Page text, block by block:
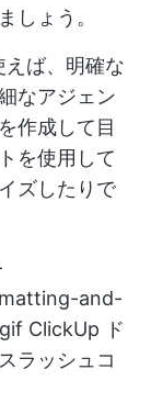
しょう。
えば、明確な
なアジェン
作成して目
を使用して
ズしたりで
and-
ClickUp ド
ラッシュコ